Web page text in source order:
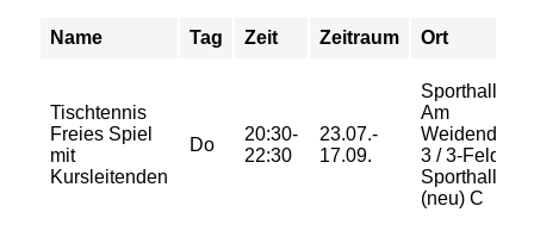
Name Tag Zeit Zeitraum Ort
Tischtennis
Freies Spiel
mit
Kursleitenden
Do
20:30-
22:30
23.07.-
17.09.
Sporthalle
Am
3 / 3-Feld
Sporthalle
(neu) C